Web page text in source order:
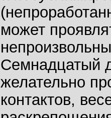
может
Семнадцатый
желательно
контактов,